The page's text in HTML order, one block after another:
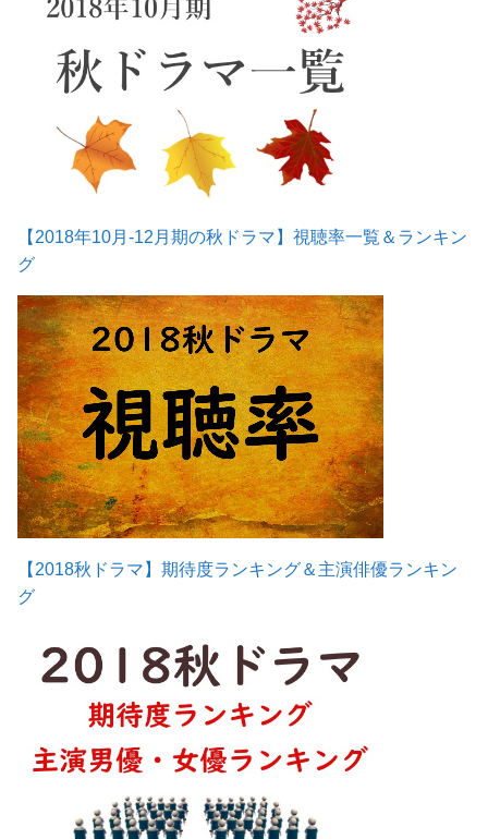
【2018年10月-12月期の秋ドラマ】視聴率一覧＆ランキン
グ
【2018秋ドラマ】期待度ランキング＆主演俳優ランキン
グ